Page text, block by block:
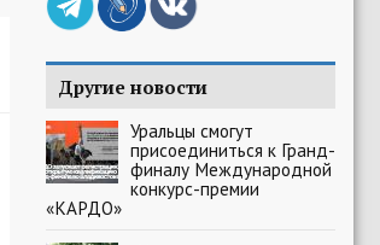
Другие новости
Уральцы смогут
присоединиться к Гранд-
финалу Международной
конкурс-премии
«КАРДО»